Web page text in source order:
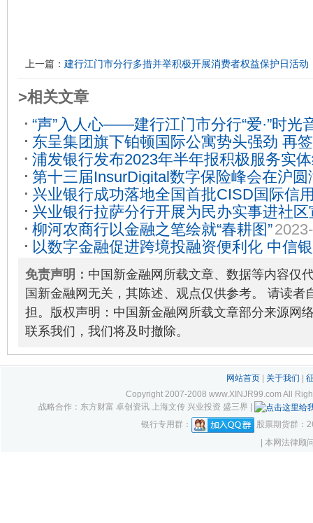
上一篇： 建行江门市分行多措并举积极开展消费者权益保护日活动
>相关文章
“声”入人心——建行江门市分行“爱·”时光
2024-04-07
东呈集团旗下铂顿国际公寓势头强劲 再
2023-04-14
浦发银行发布2023年半年报积极服务实
略执行2023-08-30
第十三届InsurDigital数字保险峰会在沪圆
兴业银行成功落地全国首批CISD国际信
兴业银行拉萨分行开展为民办实事进社
21
柳河农商行以金融之笔绘就“春耕图”
以数字金融促进跨境投融资便利化 中信
本项目数字化业务2023-12-26
免责声明： 中国新金融网所载文章、数据等内容仅
国新金融网无关，其陈述、观点仅供参考。 请读者
担。版权声明：中国新金融网所载文章部分来源网
联系我们，我们将及时撤除。
网站首页| 关于我们
Copyright 2007-2008 www.XINJR99.com All
战略合作：东方财富 卓创资讯 上海文传 兴业投资 盛三界 |
银行专用群：
股票期货群：
| 本网法律顾